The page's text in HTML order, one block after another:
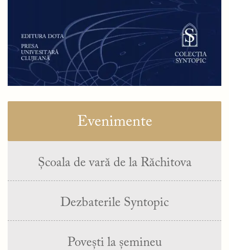
Evenimente
Școala de vară de la Răchitova
Dezbaterile Syntopic
Povești la șemineu